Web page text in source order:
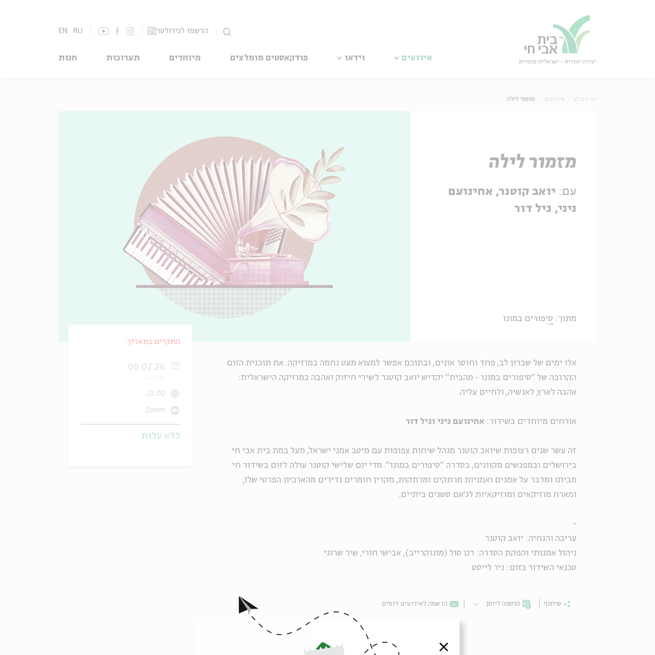
הרשמו לניוזלטר EN RU
אירועים וידאו פודקאסטים מומלצים מיוחדים תערוכות חנות
דף הבית אירועים מזמור לילה
מזמור לילה
עם: יואב קוטנר, אחינועם
ניני, גיל דור
מתוך: סיפורים במונו
אלו ימים של שברון לב, פחד וחוסר אונים, ובתוכם אפשר למצוא מעט נחמה במוזיקה. את תוכנית הזום
הקרובה של "סיפורים במונו - מהבית" יקדיש יואב קוטנר לשירי חיזוק ואהבה במוזיקה הישראלית:
אהבה לארץ, לאנשיה, ולחיים עליה.
אורחים מיוחדים בשידור: אחינועם ניני וגיל דור
זה עשר שנים רצופות שיואב קוטנר מנהל שיחות צפופות עם מיטב אמני ישראל, מעל במת בית אבי חי
בירושלים ובמפגשים מקוונים, בסדרה "סיפורים במונו". מדי יום שלישי קוטנר עולה לזום בשידור חי
מביתו ומדבר על אמנים ואמניות מרתקים ומרתקות, מקרין חומרים נדירים מהארכיון הפרטי שלו,
ומארח מוזיקאים ומוזיקאיות לג׳אם סשנים ביתיים.
-
עריכה והנחיה: יואב קוטנר
ניהול אמנותי והפקת הסדרה: רנן סול (מונוקרייב), אבישי חורי, שיר שרוני
טכנאי השידור בזום: ניר לייסט
שיתוף הוספה ליומן הרשמה לאירועים דומים
התקיים בתאריך:
06.02.24
21:00
Zoom
ללא עלות
סגור